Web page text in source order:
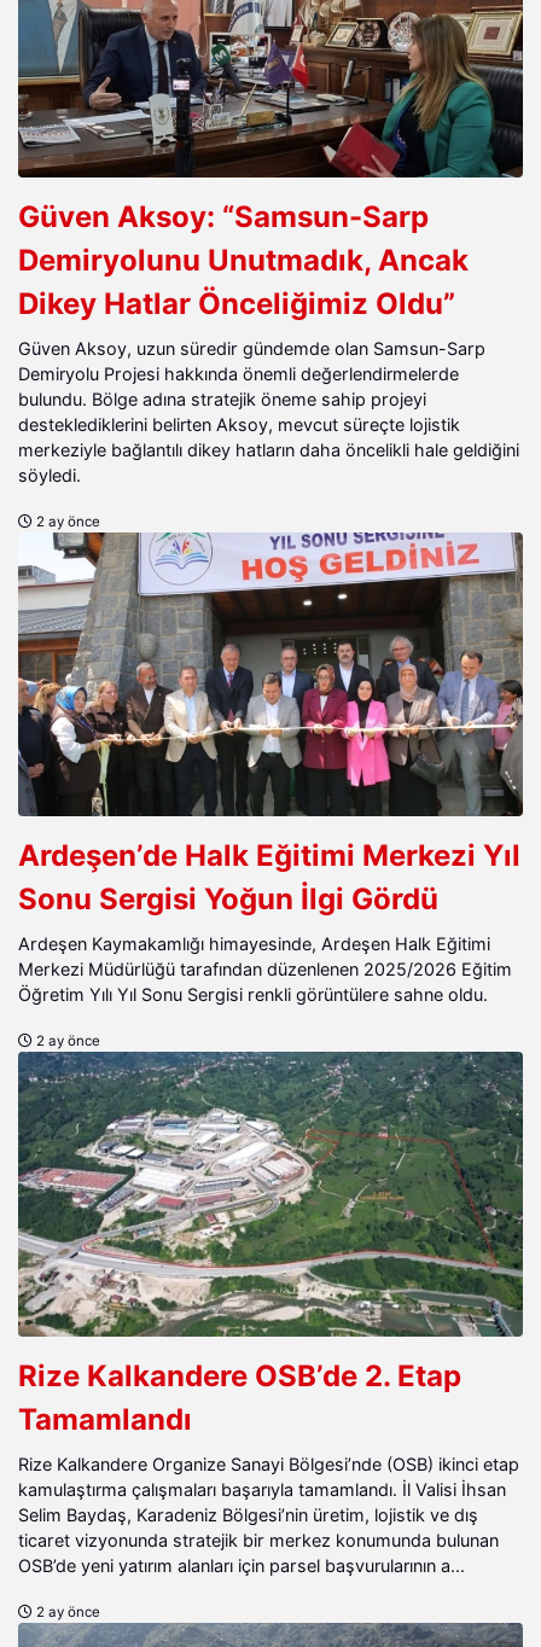
Güven Aksoy: “Samsun-Sarp
Demiryolunu Unutmadık, Ancak
Dikey Hatlar Önceliğimiz Oldu”
Güven Aksoy, uzun süredir gündemde olan Samsun-Sarp
Demiryolu Projesi hakkında önemli değerlendirmelerde
bulundu. Bölge adına stratejik öneme sahip projeyi
desteklediklerini belirten Aksoy, mevcut süreçte lojistik
merkeziyle bağlantılı dikey hatların daha öncelikli hale geldiğini
söyledi.
2 ay önce
Ardeşen’de Halk Eğitimi Merkezi Yıl
Sonu Sergisi Yoğun İlgi Gördü
Ardeşen Kaymakamlığı himayesinde, Ardeşen Halk Eğitimi
Merkezi Müdürlüğü tarafından düzenlenen 2025/2026 Eğitim
Öğretim Yılı Yıl Sonu Sergisi renkli görüntülere sahne oldu.
2 ay önce
Rize Kalkandere OSB’de 2. Etap
Tamamlandı
Rize Kalkandere Organize Sanayi Bölgesi’nde (OSB) ikinci etap
kamulaştırma çalışmaları başarıyla tamamlandı. İl Valisi İhsan
Selim Baydaş, Karadeniz Bölgesi’nin üretim, lojistik ve dış
ticaret vizyonunda stratejik bir merkez konumunda bulunan
OSB’de yeni yatırım alanları için parsel başvurularının a...
2 ay önce